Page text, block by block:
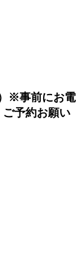
※事前にお電
予約お願い